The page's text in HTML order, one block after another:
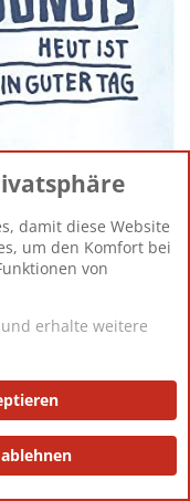
damit diese Website
um den Komfort bei
von
erhalte weitere